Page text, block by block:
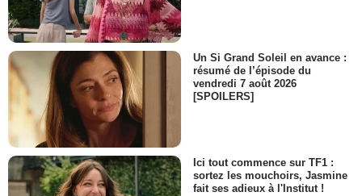
Un Si Grand Soleil en avance :
résumé de l’épisode du
vendredi 7 août 2026
[SPOILERS]
Ici tout commence sur TF1 :
sortez les mouchoirs, Jasmine
fait ses adieux à l'Institut !